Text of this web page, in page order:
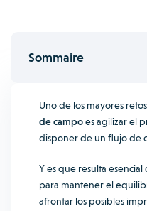
Sommaire
Uno de los mayores
de campoes agilizar el
disponer de un flujo de
Y es que resulta
para mantener el
afrontar los posibles